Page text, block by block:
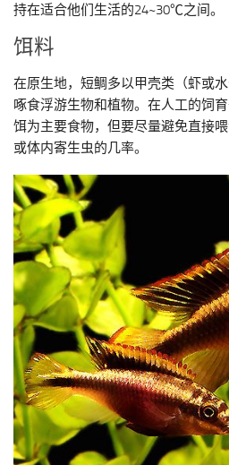
持在适合他们生活的24~30℃之间。
饵料
在原生地，短鲷多以甲壳类（虾或
啄食浮游生物和植物。在人工的饲
饵为主要食物，但要尽量避免直接
或体内寄生虫的几率。